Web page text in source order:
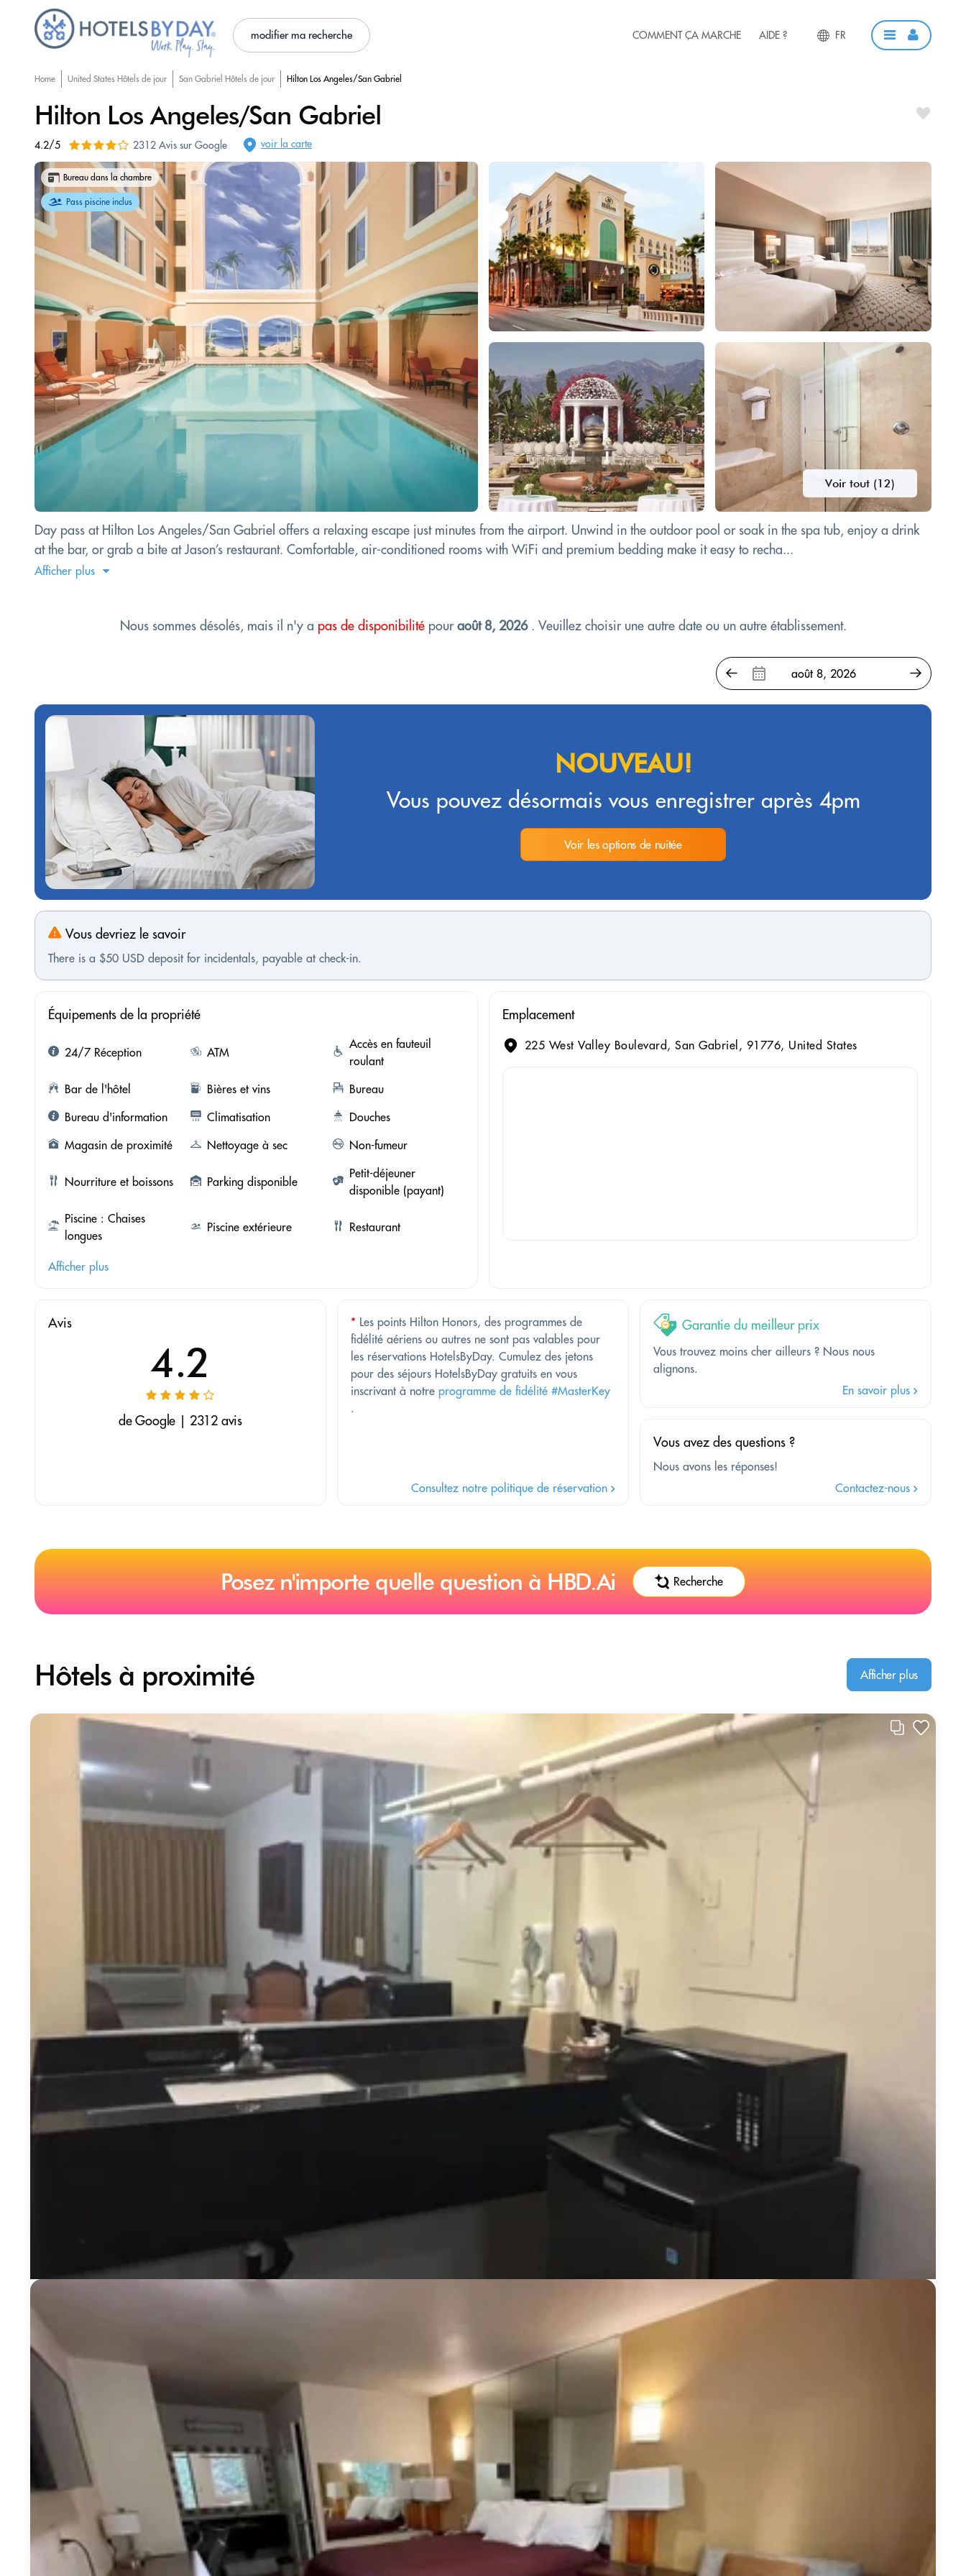
modifier ma recherche COMMENT ÇA MARCHE AIDE ? FR
Home United States Hôtels de jour San Gabriel Hôtels de jour Hilton Los Angeles/San Gabriel
Hilton Los Angeles/San Gabriel
4.2/5 2312 Avis sur Google voir la carte
Voir tout (12)
Bureau dans la chambre
Pass piscine inclus
Day pass at Hilton Los Angeles/San Gabriel offers a relaxing escape just minutes from the airport. Unwind in the outdoor pool or soak in the spa tub, enjoy a drink
at the bar, or grab a bite at Jason’s restaurant. Comfortable, air-conditioned rooms with WiFi and premium bedding make it easy to recha...
Afficher plus
Nous sommes désolés, mais il n'y a pas de disponibilitépouraoût 8, 2026. Veuillez choisir une autre date ou un autre établissement.
NOUVEAU!
Vous pouvez désormais vous enregistrer après 4pm
Voir les options de nuitée
Vous devriez le savoir
There is a $50 USD deposit for incidentals, payable at check-in.
Équipements de la propriété
24/7 Réception ATM
Accès en fauteuil
roulant
Bar de l'hôtel
Bières et vins
Bureau
Bureau d'information
Climatisation
Douches
Magasin de proximité
Nettoyage à sec Non-fumeur
Nourriture et boissons Parking disponible
Petit-déjeuner
disponible (payant)
Piscine : Chaises
longues
Piscine extérieure Restaurant
Afficher plus
Emplacement
225 West Valley Boulevard, San Gabriel, 91776, United States
Avis
4.2
de Google | 2312 avis
* Les points Hilton Honors, des programmes de
fidélité aériens ou autres ne sont pas valables pour
les réservations HotelsByDay. Cumulez des jetons
pour des séjours HotelsByDay gratuits en vous
inscrivant à notre programme de fidélité #MasterKey
.
Consultez notre politique de réservation
Garantie du meilleur prix
Vous trouvez moins cher ailleurs ? Nous nous
alignons.
En savoir plus
Vous avez des questions ?
Nous avons les réponses!
Contactez-nous
Posez n'importe quelle question à HBD.Ai Recherche
Hôtels à proximité Afficher plus